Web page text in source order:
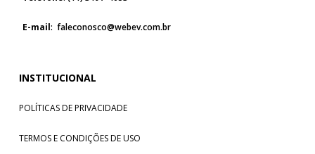
E-mail: faleconosco@webev.com.br
INSTITUCIONAL
POLÍTICAS DE PRIVACIDADE
TERMOS E CONDIÇÕES DE USO